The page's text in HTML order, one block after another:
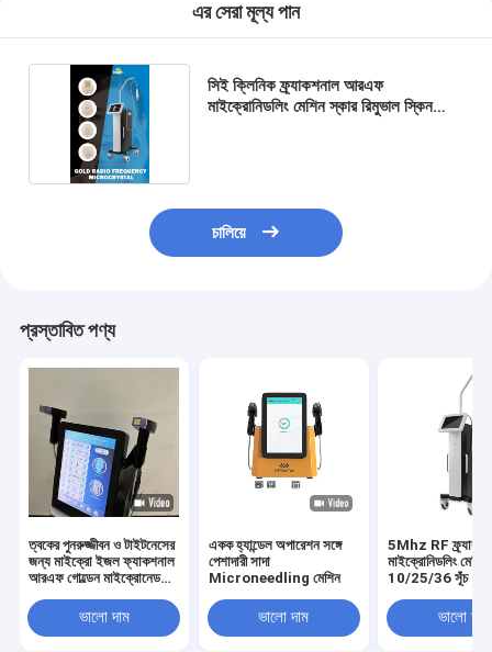
এর সেরা মূল্য পান
সিই ক্লিনিক ফ্র্যাকশনাল আরএফ
মাইক্রোনিডলিং মেশিন স্কার রিমুভাল স্কিন
চালিয়ে
প্রস্তাবিত পণ্য
ত্বকের পুনরুজ্জীবন ও টাইটনেসের
জন্য মাইক্রো ইজল ফ্যাকশনাল
আরএফ গোল্ডেন মাইক্রোনেডলিং
ভালো দাম
একক হ্যান্ডেল অপারেশন সঙ্গে
পেশাদারী সাদা
Microneedling মেশিন
ভালো দাম
5Mhz RF
মাইক্রোনিডলিং মেশিন
10/25/36 সূঁচ
ভালো দাম